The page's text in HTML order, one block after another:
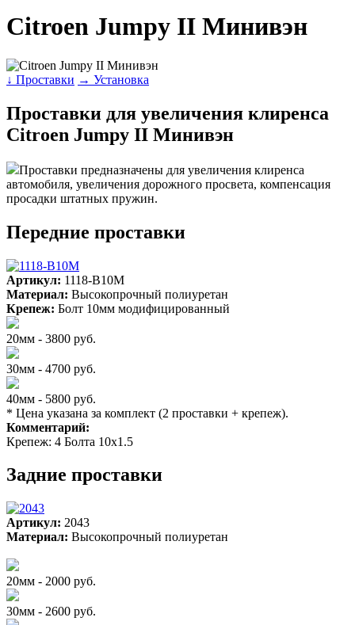
Citroen Jumpy II Минивэн
↓ Проставки → Установка
Проставки для увеличения клиренса
Citroen Jumpy II Минивэн
Проставки предназначены для увеличения клиренса
автомобиля, увеличения дорожного просвета, компенсация
просадки штатных пружин.
Передние проставки
Артикул: 1118-B10M
Материал: Высокопрочный полиуретан
Крепеж: Болт 10мм модифицированный
20мм - 3800 руб.
30мм - 4700 руб.
40мм - 5800 руб.
* Цена указана за комплект (2 проставки + крепеж).
Комментарий:
Крепеж: 4 Болта 10х1.5
Задние проставки
Артикул: 2043
Материал: Высокопрочный полиуретан
20мм - 2000 руб.
30мм - 2600 руб.